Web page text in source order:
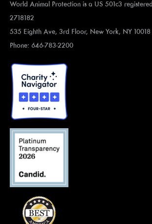
World Animal Protection is a US 501c3
2718182
535 Eighth Ave, 3rd Floor, New York, NY 10018
Phone: 646-783-2200